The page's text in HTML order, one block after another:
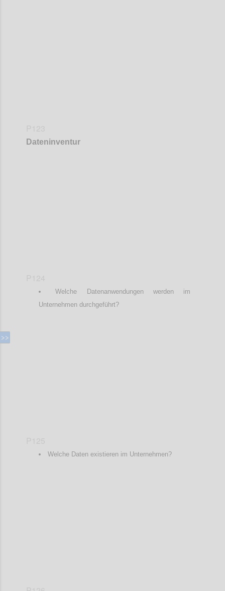
Dateninventur
Welche Datenanwendungen werden im
Unternehmen durchgeführt?
Welche Daten existieren im Unternehmen?